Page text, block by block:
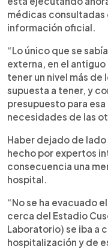
médicas consultadas
información oficial.
“Lo único que se
externa, en el
tener un nivel más
supuesta a tener, y
presupuesto para
necesidades de las
Haber dejado de
hecho por expertos
consecuencia una
hospital.
“No se ha evacuado
cerca del Estadio
Laboratorio) se iba a
hospitalización y de